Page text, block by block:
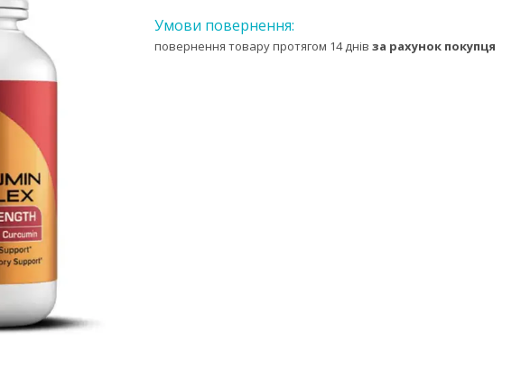
повернення товару протягом 14 днів за рахунок покупця